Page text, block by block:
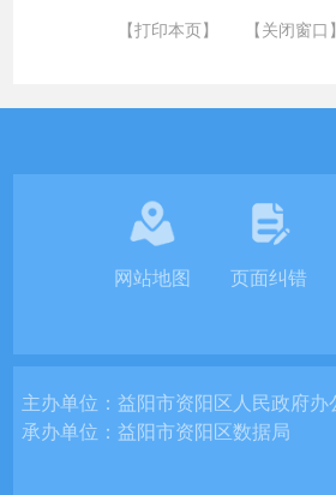
【打印本页】 【关闭窗口】
网站地图 页面纠错
主办单位：益阳市资阳区人民政府办
承办单位：益阳市资阳区数据局